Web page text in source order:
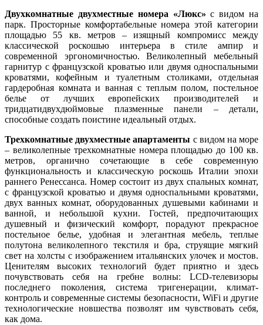
Двухкомнатные двухместные номера «Люкс» с видом на
парк. Просторные комфортабельные номера этой категории
площадью 55 кв. метров – изящный компромисс между
классической роскошью интерьера в стиле ампир и
современной эргономичностью. Великолепный мебельный
гарнитур с французской кроватью или двумя односпальными
кроватями, кофейным и туалетным столиками, отдельная
гардеробная комната и ванная с теплым полом, постельное
белье от лучших европейских производителей и
тридцатидвухдюймовые плазменные панели – детали,
способные создать поистине идеальный отдых.
Трехкомнатные двухместные апартаменты с видом на море
– великолепные трехкомнатные номера площадью до 100 кв.
метров, органично сочетающие в себе современную
функциональность и классическую роскошь Италии эпохи
раннего Ренессанса. Номер состоит из двух спальных комнат,
с французской кроватью и двумя односпальными кроватями,
двух ванных комнат, оборудованных душевыми кабинами и
ванной, и небольшой кухни. Гостей, предпочитающих
душевный и физический комфорт, порадуют прекрасное
постельное белье, удобная и элегантная мебель, теплые
полутона великолепного текстиля и бра, струящие мягкий
свет на холсты с изображением итальянских улочек и мостов.
Ценителям высоких технологий будет приятно и здесь
почувствовать себя на гребне волны: LCD-телевизоры
последнего поколения, система тригенерации, климат-
контроль и современные системы безопасности, WiFi и другие
технологические новшества позволят им чувствовать себя,
как дома.